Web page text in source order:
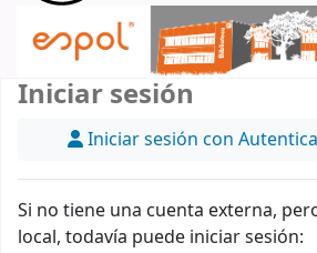
Iniciar sesión
Iniciar sesión con
Si no tiene una cuenta externa,
local, todavía puede iniciar sesión: